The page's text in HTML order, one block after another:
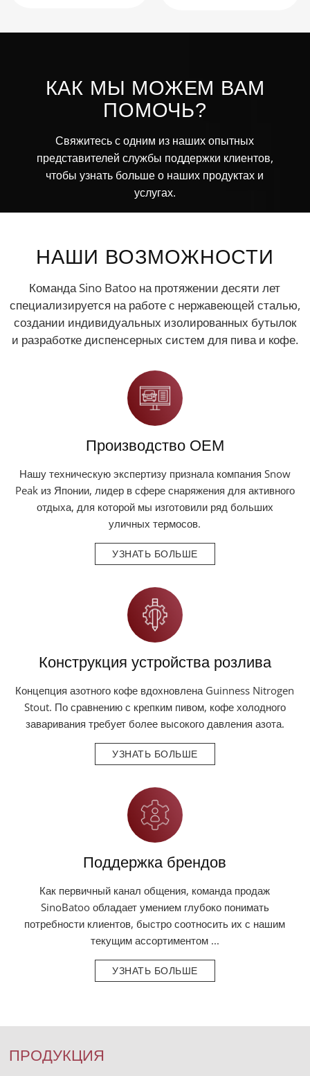
КАК МЫ МОЖЕМ ВАМ
ПОМОЧЬ?
Свяжитесь с одним из наших опытных
представителей службы поддержки клиентов,
чтобы узнать больше о наших продуктах и
услугах.
НАШИ ВОЗМОЖНОСТИ
Команда Sino Batoo на протяжении десяти лет
специализируется на работе с нержавеющей сталью,
создании индивидуальных изолированных бутылок
и разработке диспенсерных систем для пива и кофе.
Производство OEM
Нашу техническую экспертизу признала компания Snow
Peak из Японии, лидер в сфере снаряжения для активного
отдыха, для которой мы изготовили ряд больших
уличных термосов.
УЗНАТЬ БОЛЬШЕ
Конструкция устройства розлива
Концепция азотного кофе вдохновлена Guinness Nitrogen
Stout. По сравнению с крепким пивом, кофе холодного
заваривания требует более высокого давления азота.
УЗНАТЬ БОЛЬШЕ
Поддержка брендов
Как первичный канал общения, команда продаж
SinoBatoo обладает умением глубоко понимать
потребности клиентов, быстро соотносить их с нашим
текущим ассортиментом ...
УЗНАТЬ БОЛЬШЕ
ПРОДУКЦИЯ